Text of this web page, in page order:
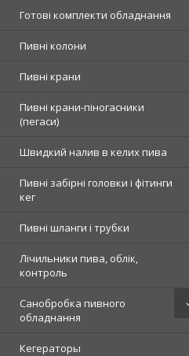
Готові комплекти обладнання
Пивні колони
Пивні крани
Пивні крани-піногасники
(пегаси)
Швидкий налив в келих пива
Пивні забірні головки і фітинги
кег
Пивні шланги і трубки
Лічильники пива, облік,
контроль
Санобробка пивного
обладнання
Кегераторы